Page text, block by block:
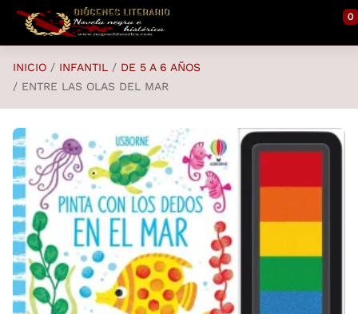
Saltar al contenido principal
0
INICIO INFANTIL
DE 5 A 6 AÑOS
ENTRE LAS OLAS DEL MAR